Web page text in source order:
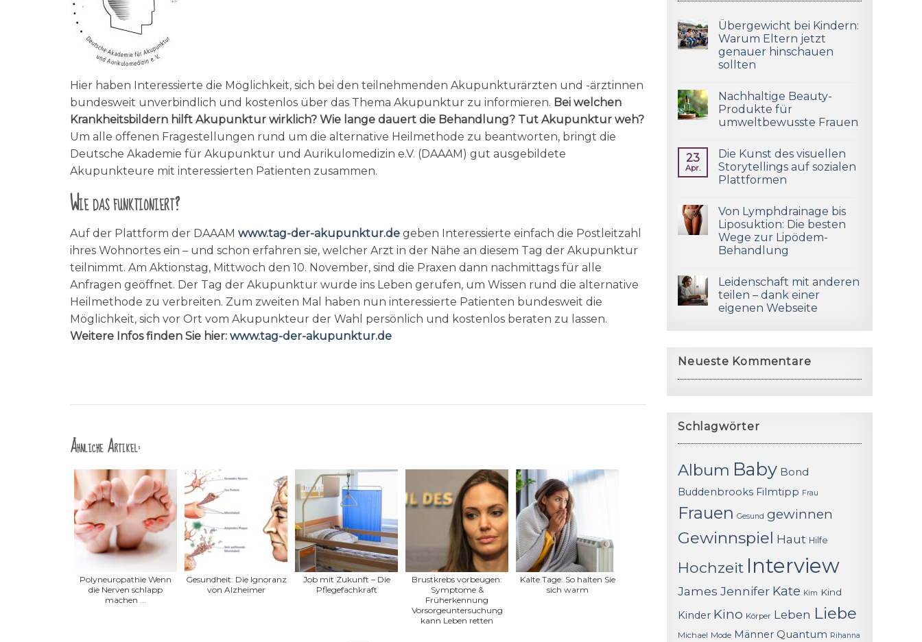
Hier haben Interessierte die Möglichkeit, sich bei den teilnehmenden Akupunkturärzten und -ärztinnen
bundesweit unverbindlich und kostenlos über das Thema Akupunktur zu informieren. Bei welchen
Krankheitsbildern hilft Akupunktur wirklich? Wie lange dauert die Behandlung? Tut Akupunktur weh?
Um alle offenen Fragestellungen rund um die alternative Heilmethode zu beantworten, bringt die
Deutsche Akademie für Akupunktur und Aurikulomedizin e.V. (DAAAM) gut ausgebildete
Akupunkteure mit interessierten Patienten zusammen.
Wie das funktioniert?
Auf der Plattform der DAAAM www.tag-der-akupunktur.de geben Interessierte einfach die Postleitzahl
ihres Wohnortes ein – und schon erfahren sie, welcher Arzt in der Nähe an diesem Tag der Akupunktur
teilnimmt. Am Aktionstag, Mittwoch den 10. November, sind die Praxen dann nachmittags für alle
Anfragen geöffnet. Der Tag der Akupunktur wurde ins Leben gerufen, um Wissen rund die alternative
Heilmethode zu verbreiten. Zum zweiten Mal haben nun interessierte Patienten bundesweit die
Möglichkeit, sich vor Ort vom Akupunkteur der Wahl persönlich und kostenlos beraten zu lassen.
Weitere Infos finden Sie hier: www.tag-der-akupunktur.de
Ähnliche Artikel:
Polyneuropathie Wenn
die Nerven schlapp
machen ...
Gesundheit: Die Ignoranz
von Alzheimer
Job mit Zukunft – Die
Pflegefachkraft
Brustkrebs vorbeugen:
Symptome &
Früherkennung
Vorsorgeuntersuchung
kann Leben retten
Kalte Tage: So halten Sie
sich warm
Übergewicht bei Kindern:
Warum Eltern jetzt
genauer hinschauen
sollten
Nachhaltige Beauty-
Produkte für
umweltbewusste Frauen
23
Apr.
Die Kunst des visuellen
Storytellings auf sozialen
Plattformen
Von Lymphdrainage bis
Liposuktion: Die besten
Wege zur Lipödem-
Behandlung
Leidenschaft mit anderen
teilen – dank einer
eigenen Webseite
Neueste Kommentare
Schlagwörter
Album Baby Bond
Buddenbrooks Filmtipp Frau
Frauen Gesund gewinnen
Gewinnspiel Haut Hilfe
Hochzeit Interview
James Jennifer Kate Kim Kind
Kinder Kino Körper Leben Liebe
Michael Mode Männer Quantum Rihanna